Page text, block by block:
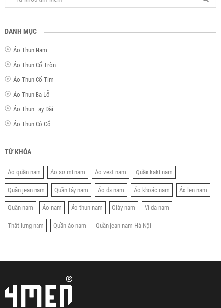
DANH MỤC
Áo Thun Nam
Áo Thun Cổ Tròn
Áo Thun Cổ Tim
Áo Thun Ba Lỗ
Áo Thun Tay Dài
Áo Thun Có Cổ
TỪ KHÓA
Áo quần nam Áo sơ mi nam Áo vest nam Quần kaki nam
Quần jean nam Quần tây nam Áo da nam Áo khoác nam Áo len nam
Quần nam Áo nam Áo thun nam Giày nam Ví da nam
Thắt lưng nam Quần áo nam Quần jean nam Hà Nội